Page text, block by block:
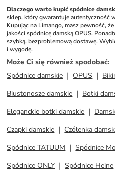
Dlaczego warto kupić spódnice
sklep, który gwarantuje autentyczność
Kupując na Limango, masz pewność,
jakości spódnicę damską OPUS.
szybką, bezproblemową dostawę.
i wygodę.
Może Ci się również spodobać:
Spódnice damskie
OPUS
Biustonosze damskie
Botki
Eleganckie botki damskie
Czapki damskie
Czółenka
Spódnice TATUUM
Spódnice
Spódnice ONLY
Spódnice Heine